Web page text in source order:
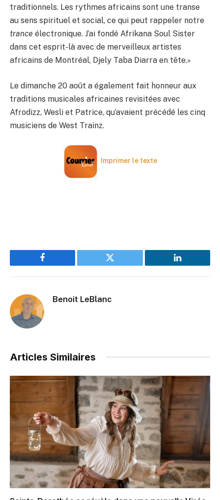
traditionnels. Les rythmes africains sont une transe
au sens spirituel et social, ce qui peut rappeler notre
trance électronique. J’ai fondé Afrikana Soul Sister
dans cet esprit-là avec de merveilleux artistes
africains de Montréal, Djely Taba Diarra en tête.»
Le dimanche 20 août a également fait honneur aux
traditions musicales africaines revisitées avec
Afrodizz, Wesli et Patrice, qu’avaient précédé les cinq
musiciens de West Trainz.
Imprimer le texte
Facebook Twitter LinkedIn
Benoit LeBlanc
Articles Similaires